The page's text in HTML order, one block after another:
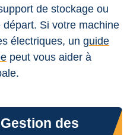
de stockage ou
départ. Si votre machine
électriques, un guide
peut vous aider à
des